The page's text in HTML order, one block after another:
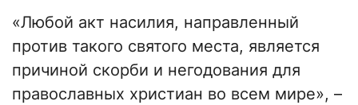
«Любой акт насилия, направленный
против такого святого места, является
причиной скорби и негодования для
православных христиан во всем мире», –